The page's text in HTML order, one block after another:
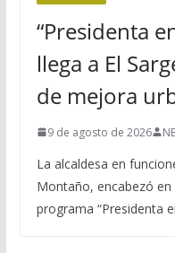
“Presidenta
llega a El
de mejora
9 de agosto de 2026
La alcaldesa en
Montaño, encabezó
programa “Presidenta